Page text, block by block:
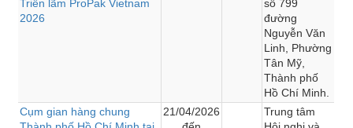
Triển lãm ProPak Vietnam
2026
số 799
đường
Nguyễn Văn
Linh, Phường
Tân Mỹ,
Thành phố
Hồ Chí Minh.
Cụm gian hàng chung
21/04/2026
Trung tâm